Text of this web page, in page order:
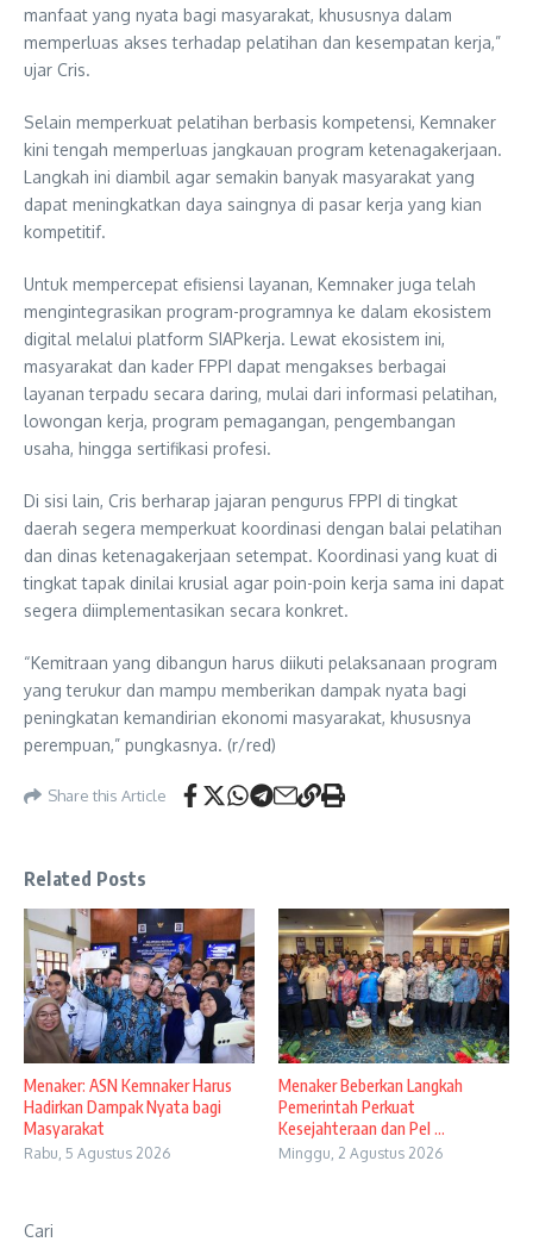
manfaat yang nyata bagi masyarakat, khususnya dalam
memperluas akses terhadap pelatihan dan kesempatan kerja,”
ujar Cris.
Selain memperkuat pelatihan berbasis kompetensi, Kemnaker
kini tengah memperluas jangkauan program ketenagakerjaan.
Langkah ini diambil agar semakin banyak masyarakat yang
dapat meningkatkan daya saingnya di pasar kerja yang kian
kompetitif.
Untuk mempercepat efisiensi layanan, Kemnaker juga telah
mengintegrasikan program-programnya ke dalam ekosistem
digital melalui platform SIAPkerja. Lewat ekosistem ini,
masyarakat dan kader FPPI dapat mengakses berbagai
layanan terpadu secara daring, mulai dari informasi pelatihan,
lowongan kerja, program pemagangan, pengembangan
usaha, hingga sertifikasi profesi.
Di sisi lain, Cris berharap jajaran pengurus FPPI di tingkat
daerah segera memperkuat koordinasi dengan balai pelatihan
dan dinas ketenagakerjaan setempat. Koordinasi yang kuat di
tingkat tapak dinilai krusial agar poin-poin kerja sama ini dapat
segera diimplementasikan secara konkret.
“Kemitraan yang dibangun harus diikuti pelaksanaan program
yang terukur dan mampu memberikan dampak nyata bagi
peningkatan kemandirian ekonomi masyarakat, khususnya
perempuan,” pungkasnya. (r/red)
Share this Article
Related Posts
Menaker: ASN Kemnaker Harus
Hadirkan Dampak Nyata bagi
Masyarakat
Rabu, 5 Agustus 2026
Menaker Beberkan Langkah
Pemerintah Perkuat
Kesejahteraan dan Pel ...
Minggu, 2 Agustus 2026
Cari